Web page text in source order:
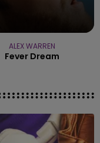
ALEX WARREN
Fever Dream